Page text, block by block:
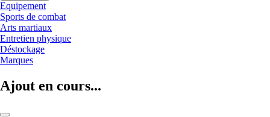
Equipement
Sports de combat
Arts martiaux
Entretien physique
Déstockage
Marques
Ajout en cours...